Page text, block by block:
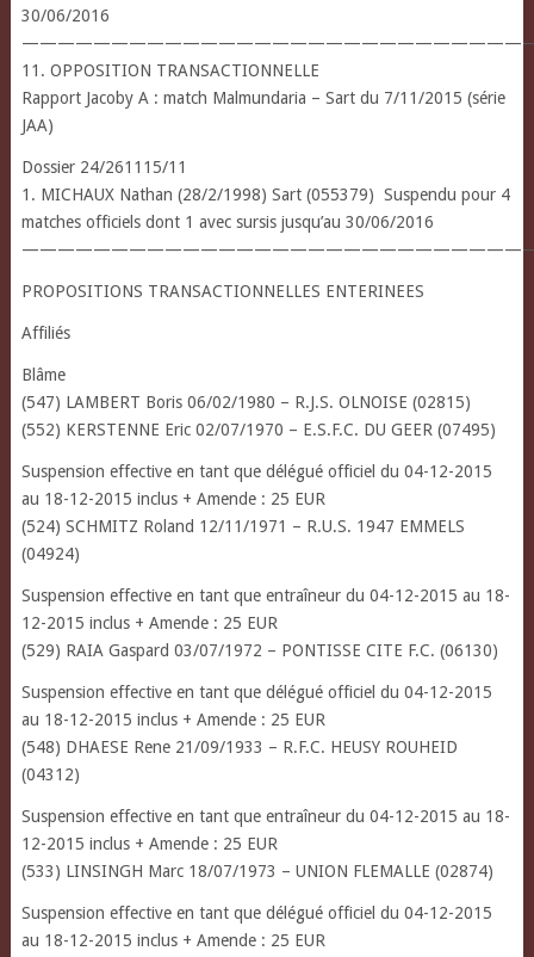
30/06/2016
11. OPPOSITION TRANSACTIONNELLE
Rapport Jacoby A : match Malmundaria – Sart du 7/11/2015 (série
JAA)
Dossier 24/261115/11
1. MICHAUX Nathan (28/2/1998) Sart (055379) Suspendu pour 4
matches officiels dont 1 avec sursis jusqu’au 30/06/2016
PROPOSITIONS TRANSACTIONNELLES ENTERINEES
Affiliés
Blâme
(547) LAMBERT Boris 06/02/1980 – R.J.S. OLNOISE (02815)
(552) KERSTENNE Eric 02/07/1970 – E.S.F.C. DU GEER (07495)
Suspension effective en tant que délégué officiel du 04-12-2015
au 18-12-2015 inclus + Amende : 25 EUR
(524) SCHMITZ Roland 12/11/1971 – R.U.S. 1947 EMMELS
(04924)
Suspension effective en tant que entraîneur du 04-12-2015 au 18-
12-2015 inclus + Amende : 25 EUR
(529) RAIA Gaspard 03/07/1972 – PONTISSE CITE F.C. (06130)
Suspension effective en tant que délégué officiel du 04-12-2015
au 18-12-2015 inclus + Amende : 25 EUR
(548) DHAESE Rene 21/09/1933 – R.F.C. HEUSY ROUHEID
(04312)
Suspension effective en tant que entraîneur du 04-12-2015 au 18-
12-2015 inclus + Amende : 25 EUR
(533) LINSINGH Marc 18/07/1973 – UNION FLEMALLE (02874)
Suspension effective en tant que délégué officiel du 04-12-2015
au 18-12-2015 inclus + Amende : 25 EUR